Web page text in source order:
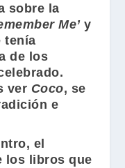
sobre la
Me’y
tenía
de los
ver Coco, se
e
el
los libros que